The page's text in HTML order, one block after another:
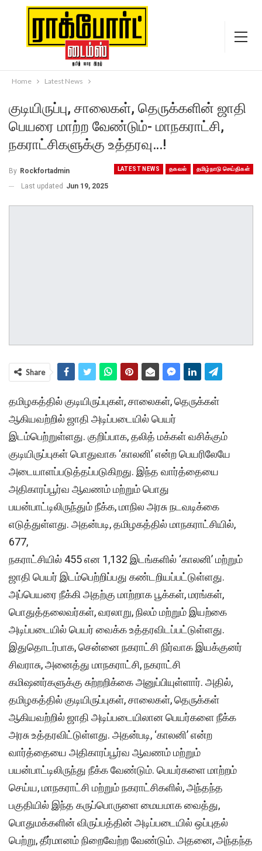
Home Latest News
குடியிருப்பு, சாலைகள், தெருக்களின் ஜாதி
பெயரை மாற்ற வேண்டும்- மாநகராட்சி,
நகராட்சிகளுக்கு உத்தரவு…!
LATEST NEWS தகவல் தமிழ்நாடு செய்திகள்
By Rockfortadmin
Last updated Jun 19, 2025
Share
தமிழகத்தில் குடியிருப்புகள், சாலைகள், தெருக்கள்
ஆகியவற்றில் ஜாதி அடிப்படையில் பெயர்
இடம்பெற்றுள்ளது. குறிப்பாக, தலித் மக்கள் வசிக்கும்
குடியிருப்புகள் பொதுவாக ‘காலனி’ என்ற பெயரிலேயே
அடையாளப்படுத்தப்படுகிறது. இந்த வார்த்தையை
அதிகாரப்பூர்வ ஆவணம் மற்றும் பொது
பயன்பாட்டிலிருந்தும் நீக்க, மாநில அரசு நடவடிக்கை
எடுத்துள்ளது. அதன்படி, தமிழகத்தில் மாநகராட்சியில்,
677,
நகராட்சியில் 455 என 1,132 இடங்களில் ‘காலனி’ மற்றும்
ஜாதி பெயர் இடம்பெற்றிப்பது கண்டறியப்பட்டுள்ளது.
அப்பெயரை நீக்கி அதற்கு மாற்றாக பூக்கள், மரங்கள்,
பொதுத்தலைவர்கள், வரலாறு, நிலம் மற்றும் இயற்கை
அடிப்படையில் பெயர் வைக்க உத்தரவிடப்பட்டுள்ளது.
இதுதொடர்பாக, சென்னை நகராட்சி நிர்வாக இயக்குனர்
சிவராசு, அனைத்து மாநகராட்சி, நகராட்சி
கமிஷனர்களுக்கு சுற்றறிக்கை அனுப்பியுள்ளார். அதில்,
தமிழகத்தில் குடியிருப்புகள், சாலைகள், தெருக்கள்
ஆகியவற்றில் ஜாதி அடிப்படையிலான பெயர்களை நீக்க
அரசு உத்தரவிட்டுள்ளது. அதன்படி, ‘காலனி’ என்ற
வார்த்தையை அதிகாரப்பூர்வ ஆவணம் மற்றும்
பயன்பாட்டிலிருந்து நீக்க வேண்டும். பெயர்களை மாற்றம்
செய்ய, மாநகராட்சி மற்றும் நகராட்சிகளில், அந்தந்த
பகுதியில் இந்த கருப்பொருளை மையமாக வைத்து,
பொதுமக்களின் விருப்பத்தின் அடிப்படையில் ஒப்புதல்
பெற்று, தீர்மானம் நிறைவேற்ற வேண்டும். அதனை, அந்தந்த